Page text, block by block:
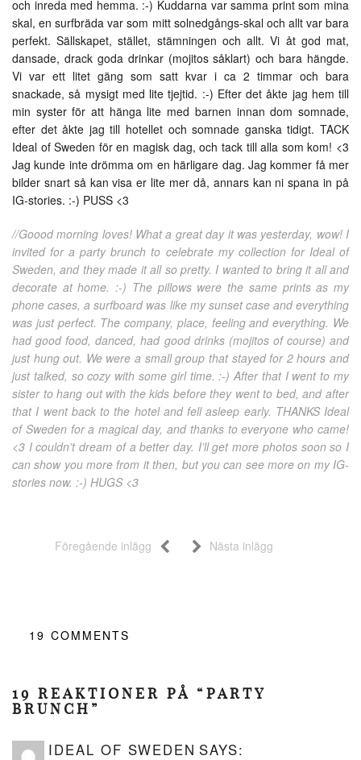
och inreda med hemma. :-) Kuddarna var samma print som mina
skal, en surfbräda var som mitt solnedgångs-skal och allt var bara
perfekt. Sällskapet, stället, stämningen och allt. Vi åt god mat,
dansade, drack goda drinkar (mojitos såklart) och bara hängde.
Vi var ett litet gäng som satt kvar i ca 2 timmar och bara
snackade, så mysigt med lite tjejtid. :-) Efter det åkte jag hem till
min syster för att hänga lite med barnen innan dom somnade,
efter det åkte jag till hotellet och somnade ganska tidigt. TACK
Ideal of Sweden för en magisk dag, och tack till alla som kom! <3
Jag kunde inte drömma om en härligare dag. Jag kommer få mer
bilder snart så kan visa er lite mer då, annars kan ni spana in på
IG-stories. :-) PUSS <3
//Goood morning loves! What a great day it was yesterday, wow! I
invited for a party brunch to celebrate my collection for Ideal of
Sweden, and they made it all so pretty. I wanted to bring it all and
decorate at home. :-) The pillows were the same prints as my
phone cases, a surfboard was like my sunset case and everything
was just perfect. The company, place, feeling and everything. We
had good food, danced, had good drinks (mojitos of course) and
just hung out. We were a small group that stayed for 2 hours and
just talked, so cozy with some girl time. :-) After that I went to my
sister to hang out with the kids before they went to bed, and after
that I went back to the hotel and fell asleep early. THANKS Ideal
of Sweden for a magical day, and thanks to everyone who came!
<3 I couldn’t dream of a better day. I’ll get more photos soon so I
can show you more from it then, but you can see more on my IG-
stories now. :-) HUGS <3
Föregående inlägg Nästa inlägg
19 COMMENTS
19 REAKTIONER PÅ “PARTY
BRUNCH”
IDEAL OF SWEDEN SAYS: